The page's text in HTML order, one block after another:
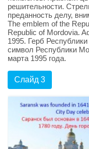
решительности.
преданность делу,
The emblem of the
Republic of Mordovia.
1995. Герб
символ Республики
марта 1995 года.
Слайд 3